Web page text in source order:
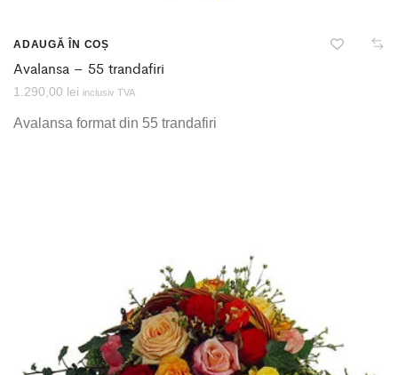
ADAUGĂ ÎN COȘ
Avalansa – 55 trandafiri
1.290,00 lei inclusiv TVA
Avalansa format din 55 trandafiri